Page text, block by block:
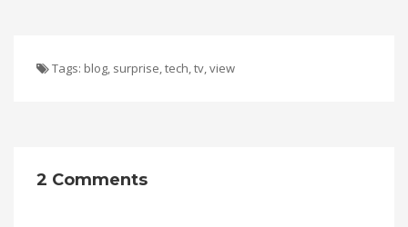
Tags: blog, surprise,tech,tv,view
2 Comments